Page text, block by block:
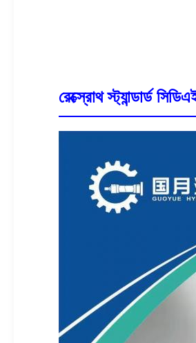
রেক্স্রোথ স্ট্যান্ডার্ড